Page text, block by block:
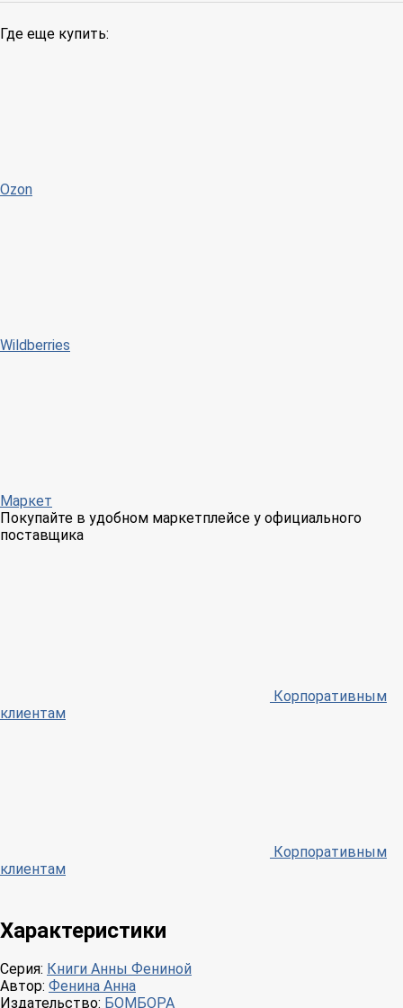
Где еще купить:
Ozon
Wildberries
Маркет
Покупайте в удобном маркетплейсе у официального
поставщика
Корпоративным
клиентам
Корпоративным
клиентам
Характеристики
Серия: Книги Анны Фениной
Автор: Фенина Анна
Издательство: БОМБОРА